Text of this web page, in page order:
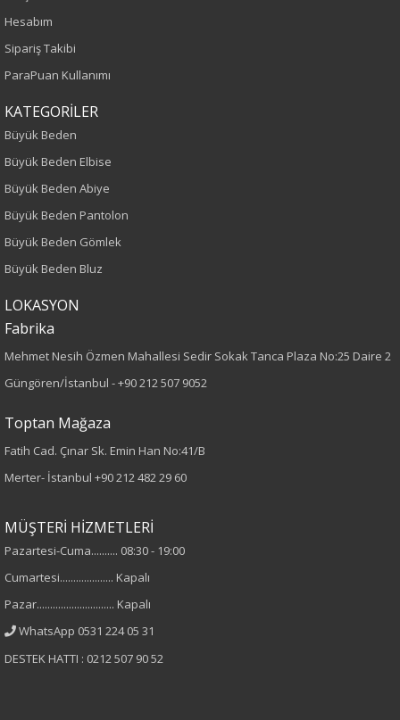
Hesabım
Sipariş Takibi
ParaPuan Kullanımı
KATEGORİLER
Büyük Beden
Büyük Beden Elbise
Büyük Beden Abiye
Büyük Beden Pantolon
Büyük Beden Gömlek
Büyük Beden Bluz
LOKASYON
Fabrika
Mehmet Nesih Özmen Mahallesi Sedir Sokak Tanca Plaza No:25 Daire 2
Güngören/İstanbul -+90 212 507 9052
Toptan Mağaza
Fatih Cad. Çınar Sk. Emin Han No:41/B
Merter- İstanbul +90 212 482 29 60
MÜŞTERİ HİZMETLERİ
Pazartesi-Cuma.......... 08:30 - 19:00
Cumartesi.................... Kapalı
Pazar............................. Kapalı
WhatsApp 0531 224 05 31
DESTEK HATTI : 0212 507 90 52